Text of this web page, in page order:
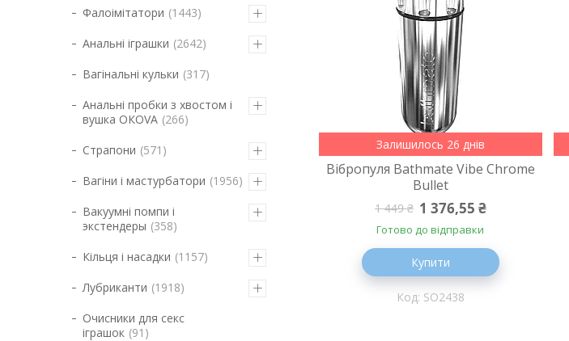
Залишилось 26 днів
Вібропуля Bathmate Vibe Chrome
Bullet
1 449 ₴ 1 376,55 ₴
Готово до відправки
Купити
SO2438
Фалоімітатори 1443
Анальні іграшки 2642
Вагінальні кульки 317
Анальні пробки з хвостом і
вушка ОКОVА 266
Страпони 571
Вагіни і мастурбатори 1956
Вакуумні помпи і
экстендеры 358
Кільця і насадки 1157
Лубриканти 1918
Очисники для секс
іграшок 91